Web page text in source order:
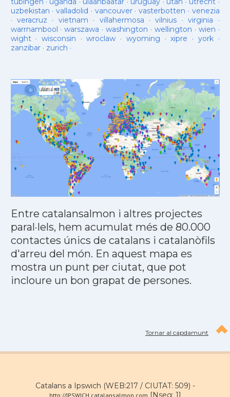
uzbekistan · valladolid · vancouver· vasterbotten · venezia
· veracruz · vietnam · villahermosa ·vilnius ·virginia ·
warrnambool ·warszawa ·washington · wellington · wien ·
wight· wisconsin ·wroclaw · wyoming ·xipre · york·
zanzibar· zurich ·
Entre catalansalmon i altres projectes
paral·lels, hem acumulat més de 80.000
contactes únics de catalans i catalanòfils
d'arreu del món. En aquest mapa es
mostra un punt per ciutat, que pot
incloure un bon grapat de persones.
Tornar al capdamunt
Catalans a Ipswich (WEB:217 / CIUTAT: 509) -
http://IPSWICH.catalansalmon.com [Nseg: 1]